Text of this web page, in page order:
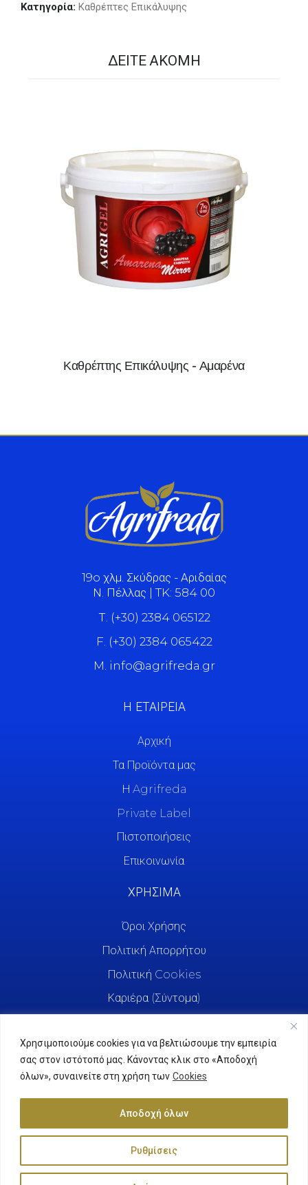
Χρησιμοποιούμε cookies για να βελτιώσουμε την εμπειρία
σας στον ιστότοπό μας. Κάνοντας κλικ στο «Αποδοχή
όλων», συναινείτε στη χρήση των Cookies
Ρυθμίσεις
Αποδοχή όλων
Κατηγορία: Καθρέπτες Επικάλυψης
ΔΕΊΤΕ ΑΚΌΜΗ
Καθρέπτης Επικάλυψης - Αμαρένα
19o χλμ. Σκύδρας - Αριδαίας
Ν. Πέλλας | TK: 584 00
Τ. (+30) 2384 065122
F. (+30) 2384 065422
M. info@agrifreda.gr
Η ΕΤΑΙΡΕΙΑ
Αρχική
Τα Προϊόντα μας
Η Agrifreda
Private Label
Πιστοποιήσεις
Επικοινωνία
ΧΡΗΣΙΜΑ
Όροι Χρήσης
Πολιτική Απορρήτου
Πολιτική Cookies
Καριέρα (Σύντομα)
Agrifreda © 2025. All Rights Reserved.